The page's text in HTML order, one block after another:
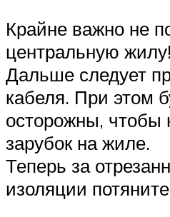
Крайне важно не
центральную жилу!
Дальше следует
кабеля. При этом
осторожны, чтобы
зарубок на жиле.
Теперь за
изоляции